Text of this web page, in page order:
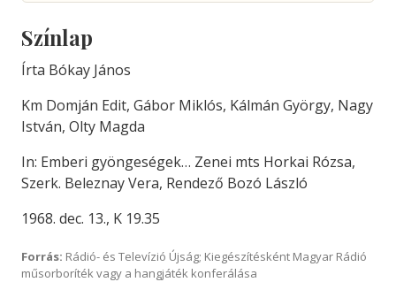
Színlap
Írta Bókay János
Km Domján Edit, Gábor Miklós, Kálmán György, Nagy
István, Olty Magda
In: Emberi gyöngeségek… Zenei mts Horkai Rózsa,
Szerk. Beleznay Vera, Rendező Bozó László
1968. dec. 13., K 19.35
Forrás: Rádió- és Televízió Újság; Kiegészítésként Magyar Rádió
műsorboríték vagy a hangjáték konferálása